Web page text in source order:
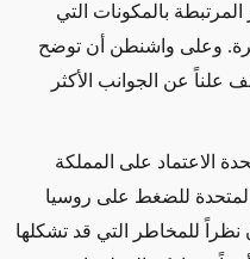
بالمكونات التي
وعلى واشنطن أن توضح
عن الجوانب الأكثر
الاعتماد على المملكة
المتحدة للضغط على روسيا
نظراً للمخاطر التي قد تشكلها